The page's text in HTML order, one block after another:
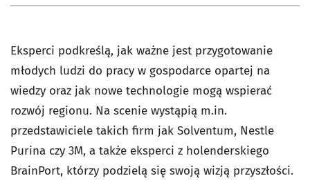
Eksperci podkreślą, jak ważne jest przygotowanie
młodych ludzi do pracy w gospodarce opartej na
wiedzy oraz jak nowe technologie mogą wspierać
rozwój regionu. Na scenie wystąpią m.in.
przedstawiciele takich firm jak Solventum, Nestle
Purina czy 3M, a także eksperci z holenderskiego
BrainPort, którzy podzielą się swoją wizją przyszłości.